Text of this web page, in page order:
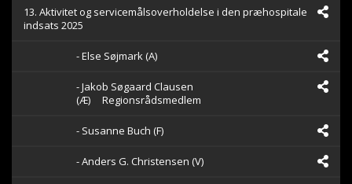
13. Aktivitet og servicemålsoverholdelse i den præhospitale
indsats 2025
- Else Søjmark (A)
- Jakob Søgaard Clausen
(Æ)
Regionsrådsmedlem
- Susanne Buch (F)
- Anders G. Christensen (V)